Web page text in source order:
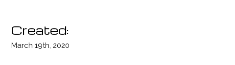
Created:
March 19th, 2020